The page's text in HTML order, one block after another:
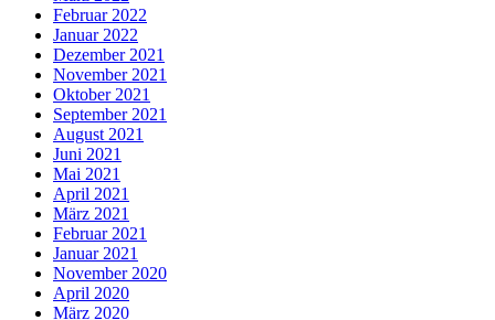
Februar 2022
Januar 2022
Dezember 2021
November 2021
Oktober 2021
September 2021
August 2021
Juni 2021
Mai 2021
April 2021
März 2021
Februar 2021
Januar 2021
November 2020
April 2020
März 2020